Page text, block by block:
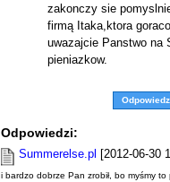
zakonczy sie
firmą Itaka,ktora
uwazajcie Panstwo na
pieniazkow.
Odpowiedz
Odpowiedzi:
Summerelse.pl [2012-06-30
i bardzo dobrze Pan zrobił, bo myśmy